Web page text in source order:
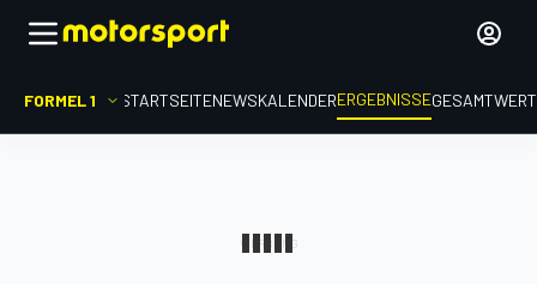
FORMEL 1 STARTSEITENEWSKALENDERERGEBNISSE